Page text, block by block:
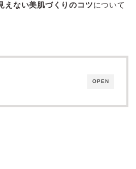
えない美肌づくりのコツについて
OPEN